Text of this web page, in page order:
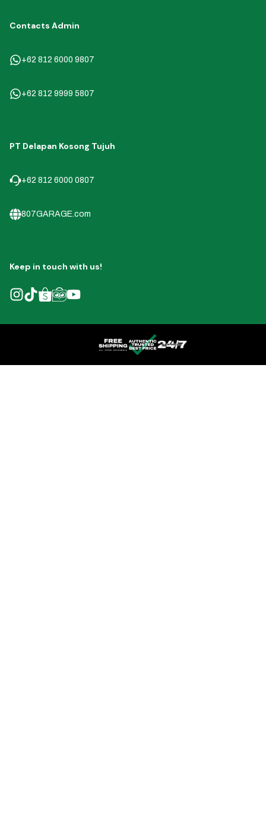
Contacts Admin
+62 812 6000 9807
+62 812 9999 5807
PT Delapan Kosong Tujuh
+62 812 6000 0807
807GARAGE.com
Keep in touch with us!